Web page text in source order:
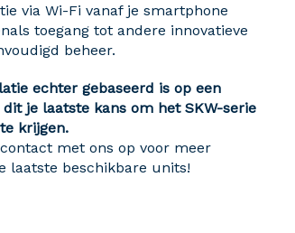
via Wi-Fi vanaf je smartphone
toegang tot andere innovatieve
beheer.
echter gebaseerd is op een
je laatste kans om het SKW-serie
krijgen.
met ons op voor meer
laatste beschikbare units!